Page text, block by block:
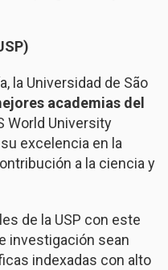
la Universidad de São
academias del
World University
excelencia en la
a la ciencia y
de la USP con este
investigación sean
indexadas con alto